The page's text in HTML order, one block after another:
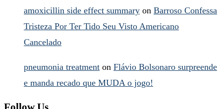
amoxicillin side effect summary on Barroso Confessa
Tristeza Por Ter Tido Seu Visto Americano
Cancelado
pneumonia treatment on Flávio Bolsonaro surpreende
e manda recado que MUDA o jogo!